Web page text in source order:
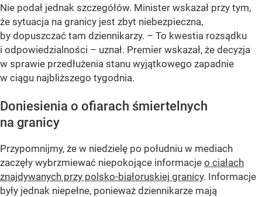
Nie podał jednak szczegółów. Minister wskazał przy tym,
że sytuacja na granicy jest zbyt niebezpieczna,
by dopuszczać tam dziennikarzy. – To kwestia rozsądku
i odpowiedzialności – uznał. Premier wskazał, że decyzja
w sprawie przedłużenia stanu wyjątkowego zapadnie
w ciągu najbliższego tygodnia.
Doniesienia o ofiarach śmiertelnych
na granicy
Przypomnijmy, że w niedzielę po południu w mediach
zaczęły wybrzmiewać niepokojące informacje o ciałach
znajdywanych przy polsko-białoruskiej granicy. Informacje
były jednak niepełne, ponieważ dziennikarze mają